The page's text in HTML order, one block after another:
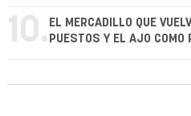
10. EL MERCADILLO QUE
PUESTOS Y EL AJO COMO